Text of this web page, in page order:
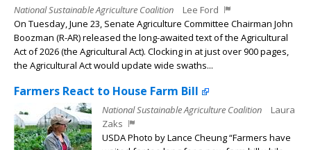
National Sustainable Agriculture Coalition
Lee Ford
On Tuesday, June 23, Senate Agriculture Committee Chairman John
Boozman (R-AR) released the long-awaited text of the Agricultural
Act of 2026 (the Agricultural Act). Clocking in at just over 900 pages,
the Agricultural Act would update wide swaths...
Farmers React to House Farm Bill
National Sustainable Agriculture Coalition
Laura
Zaks
USDA Photo by Lance Cheung “Farmers have